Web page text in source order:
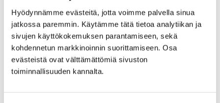
Hyödynnämme evästeitä, jotta voimme palvella sinua
jatkossa paremmin. Käytämme tätä tietoa analytiikan ja
sivujen käyttökokemuksen parantamiseen, sekä
kohdennetun markkinoinnin suorittamiseen. Osa
evästeistä ovat välttämättömiä sivuston
toiminnallisuuden kannalta.
Etusivu Kasvatus ja koulutus
Lukio
Tiäksää?-verkkolehti
Mielipidekirjoituksia
Mielen voima vaikuttaa kaikkialla
Mielen voima vaikuttaa
kaikkialla